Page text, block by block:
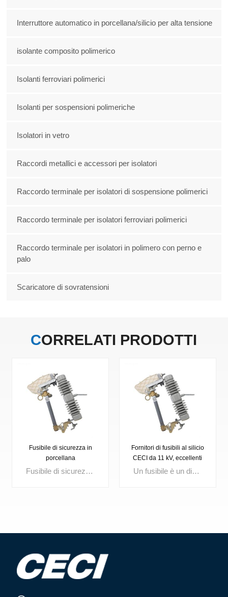
Interruttore automatico in porcellana/silicio per alta tensione
isolante composito polimerico
Isolanti ferroviari polimerici
Isolanti per sospensioni polimeriche
Isolatori in vetro
Raccordi metallici e accessori per isolatori
Raccordo terminale per isolatori di sospensione polimerici
Raccordo terminale per isolatori ferroviari polimerici
Raccordo terminale per isolatori in polimero con perno e
palo
Scaricatore di sovratensioni
CORRELATI PRODOTTI
Fusibile di sicurezza in
porcellana
Fusibile di sicurezza per esterni Tensione nominale: 3 kV, 10 kV, 15 kV, 24 kV, 27 kV, 33 kV, 36 kV Corrente fino a: 100 A, 200 A
SCOPRI DI
PIÙ
Fornitori di fusibili al silicio
CECI da 11 kV, eccellenti
fusibili
Un fusibile è un dispositivo di protezione da sovracorrente compatto che fonde il suo elemento interno quando la corrente supera un limite impostato, interrompendo istantaneamente il circuito. Ampiamente utilizzati nella distribuzione di energia, nei quadri elettrici, nei trasformatori e nei quadri di controllo, i fusibili di alta qualità garantiscono un rapido isolamento dei guasti, migliorano la sicurezza dei circuiti e l’affidabilità del sistema.